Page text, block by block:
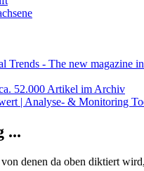
Trends - The new magazine
52.000 Artikel im Archiv
...
denen da oben diktiert